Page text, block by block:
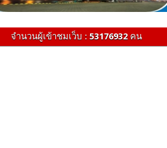
จำนวนผู้เข้าชมเว็บ : 53176932 คน